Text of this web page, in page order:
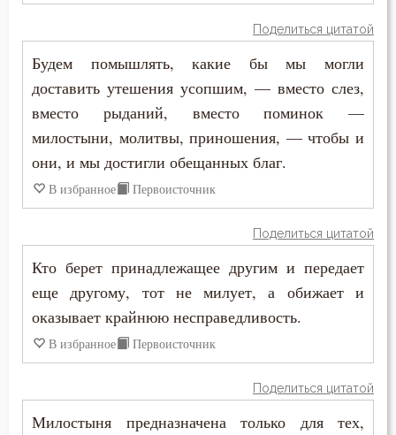
Гнев Божий
Гордость
Господь
Грех
Девство
Дело
Дети
Иосиф Оптинский (Литовкин)
Исаак Сирин Ниневийский
Исихий Иерусалимский
Иустин (Попович)
Иустин Философ
Киприан Карфагенский
Кирилл Александрийский
Поделиться цитатой
Будем помышлять, какие бы мы могли
доставить утешения усопшим, — вместо слез,
вместо рыданий, вместо поминок —
милостыни, молитвы, приношения, — чтобы и
они, и мы достигли обещанных благ.
В избранное Первоисточник
Поделиться цитатой
Кто берет принадлежащее другим и передает
еще другому, тот не милует, а обижает и
оказывает крайнюю несправедливость.
В избранное Первоисточник
Поделиться цитатой
Милостыня предназначена только для тех,